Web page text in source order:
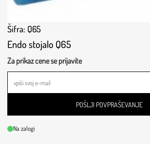
Šifra: Q65
Endo stojalo Q65
Za prikaz cene se prijavite
POŠLJI POVPRAŠEVANJE
Na zalogi